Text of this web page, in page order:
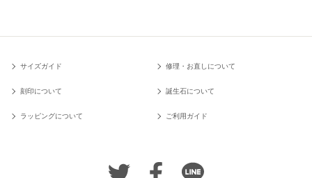
サイズガイド 修理・お直しについて
刻印について 誕生石について
ラッピングについて ご利用ガイド